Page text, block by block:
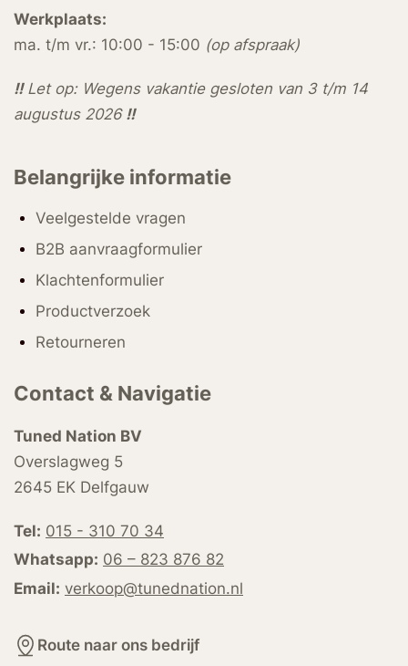
Werkplaats:
ma. t/m vr.: 10:00 - 15:00 (op afspraak)
!!Let op: Wegens vakantie gesloten van 3 t/m 14
augustus 2026 !!
Belangrijke informatie
Veelgestelde vragen
B2B aanvraagformulier
Klachtenformulier
Productverzoek
Retourneren
Contact & Navigatie
Tuned Nation BV
Overslagweg 5
2645 EK Delfgauw
Tel: 015 - 310 70 34
Whatsapp: 06 – 823 876 82
Email: verkoop@tunednation.nl
Route naar ons bedrijf